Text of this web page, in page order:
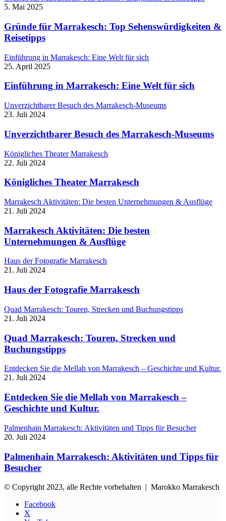
5. Mai 2025
Gründe für Marrakesch: Top Sehenswürdigkeiten &
Reisetipps
Einführung in Marrakesch: Eine Welt für sich
25. April 2025
Einführung in Marrakesch: Eine Welt für sich
Unverzichtbarer Besuch des Marrakesch-Museums
23. Juli 2024
Unverzichtbarer Besuch des Marrakesch-Museums
Königliches Theater Marrakesch
22. Juli 2024
Königliches Theater Marrakesch
Marrakesch Aktivitäten: Die besten Unternehmungen & Ausflüge
21. Juli 2024
Marrakesch Aktivitäten: Die besten
Unternehmungen & Ausflüge
Haus der Fotografie Marrakesch
21. Juli 2024
Haus der Fotografie Marrakesch
Quad Marrakesch: Touren, Strecken und Buchungstipps
21. Juli 2024
Quad Marrakesch: Touren, Strecken und
Buchungstipps
Entdecken Sie die Mellah von Marrakesch – Geschichte und Kultur.
21. Juli 2024
Entdecken Sie die Mellah von Marrakesch –
Geschichte und Kultur.
Palmenhain Marrakesch: Aktivitäten und Tipps für Besucher
20. Juli 2024
Palmenhain Marrakesch: Aktivitäten und Tipps für
Besucher
© Copyright 2023, alle Rechte vorbehalten | Marokko Marrakesch
Facebook
X